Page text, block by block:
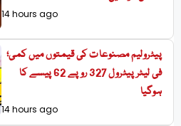
14 hours ago
پیٹرولیم مصنوعات کی قیمتوں میں کمی؛
فی لیٹر پیٹرول 327 روپے 62 پیسے کا
ہوگیا
14 hours ago